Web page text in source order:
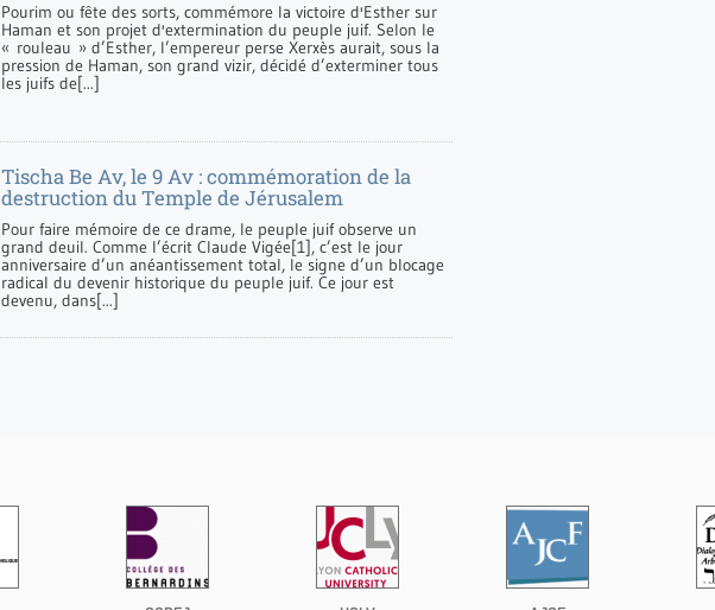
Pourim ou fête des sorts, commémore la victoire d'Esther sur
Haman et son projet d'extermination du peuple juif. Selon le
« rouleau » d’Esther, l’empereur perse Xerxès aurait, sous la
pression de Haman, son grand vizir, décidé d’exterminer tous
les juifs de[...]
Tischa Be Av, le 9 Av : commémoration de la
destruction du Temple de Jérusalem
Pour faire mémoire de ce drame, le peuple juif observe un
grand deuil. Comme l’écrit Claude Vigée[1], c’est le jour
anniversaire d’un anéantissement total, le signe d’un blocage
radical du devenir historique du peuple juif. Ce jour est
devenu, dans[...]